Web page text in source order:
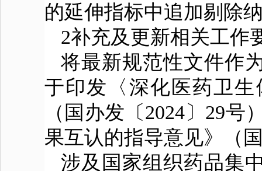
的延伸指标中追加剔除
2补充及更新相关工作
将最新规范性文件作
于印发〈深化医药卫生
（国办发〔2024〕29
果互认的指导意见》（
涉及国家组织药品集